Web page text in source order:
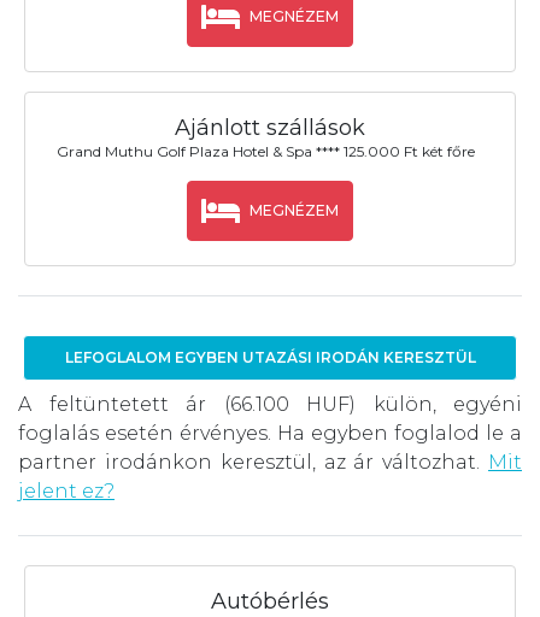
MEGNÉZEM
Ajánlott szállások
Grand Muthu Golf Plaza Hotel & Spa **** 125.000 Ft két főre
MEGNÉZEM
LEFOGLALOM EGYBEN UTAZÁSI IRODÁN KERESZTÜL
A feltüntetett ár (66.100 HUF) külön, egyéni
foglalás esetén érvényes. Ha egyben foglalod le a
partner irodánkon keresztül, az ár változhat. Mit
jelent ez?
Autóbérlés